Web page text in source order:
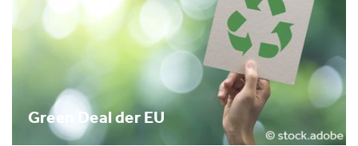
Green Deal der EU